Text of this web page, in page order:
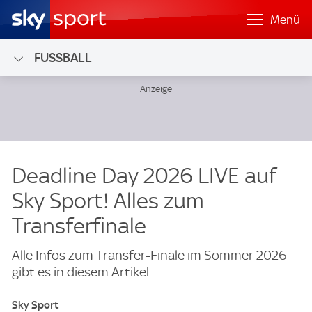
Menü
FUSSBALL
Deadline Day 2026 LIVE auf
Sky Sport! Alles zum
Transferfinale
Alle Infos zum Transfer-Finale im Sommer 2026
gibt es in diesem Artikel.
Sky Sport